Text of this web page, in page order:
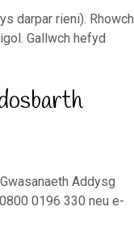
darpar rieni). Rhowch
Gallwch hefyd
Addysg
0196 330 neu e-